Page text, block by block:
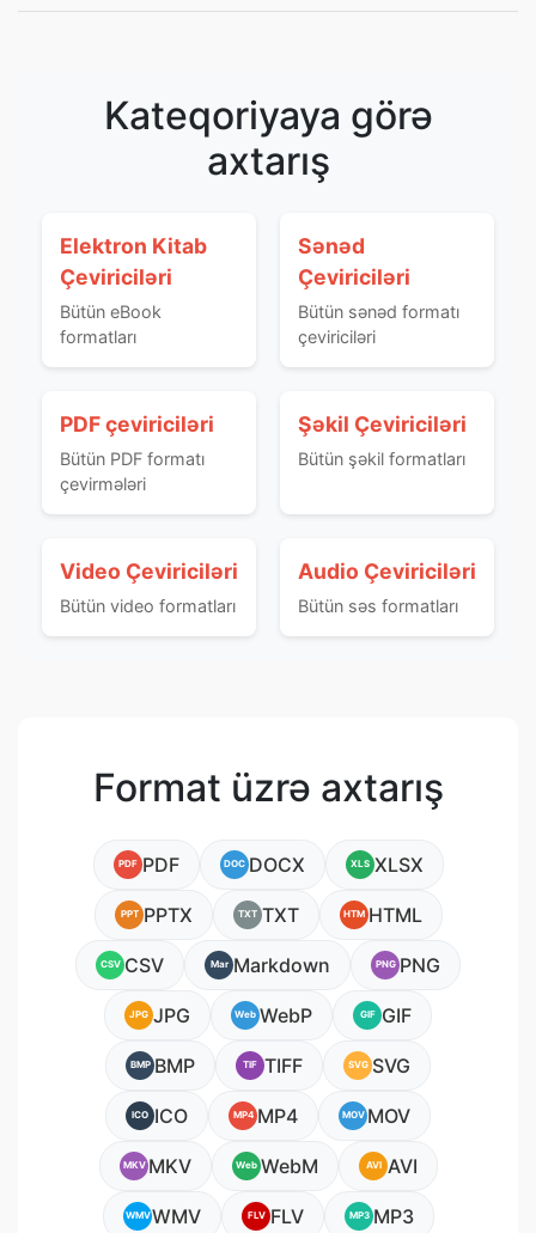
Kateqoriyaya görə
axtarış
Elektron Kitab
Çeviriciləri
Bütün eBook
formatları
Sənəd
Çeviriciləri
Bütün sənəd formatı
çeviriciləri
PDF çeviriciləri
Bütün PDF formatı
çevirmələri
Şəkil Çeviriciləri
Bütün şəkil formatları
Video Çeviriciləri
Bütün video formatları
Audio Çeviriciləri
Bütün səs formatları
Format üzrə axtarış
PDF PDF DOC DOCX XLS XLSX
PPT PPTX TXT TXT HTM HTML
CSV CSV Mar Markdown PNG PNG
JPG JPG Web WebP GIF GIF
BMP BMP TIF TIFF SVG SVG
ICO ICO MP4 MP4 MOV MOV
MKV MKV Web WebM AVI AVI
WMVWMV FLV FLV MP3 MP3